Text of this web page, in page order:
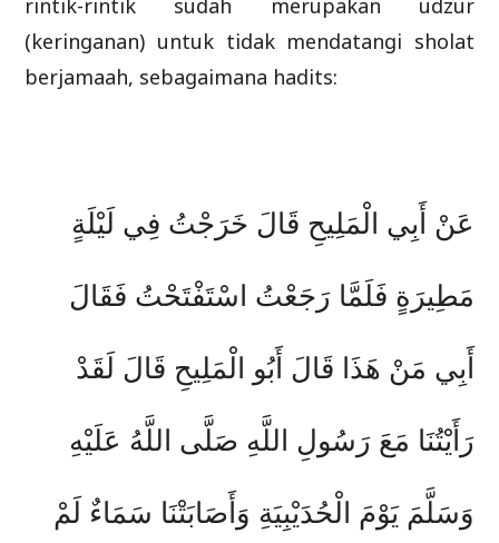
rintik-rintik sudah merupakan udzur
(keringanan) untuk tidak mendatangi sholat
berjamaah, sebagaimana hadits:
عَنْ أَبِي الْمَلِيحِ قَالَ خَرَجْتُ فِي لَيْلَةٍ
مَطِيرَةٍ فَلَمَّا رَجَعْتُ اسْتَفْتَحْتُ فَقَالَ
أَبِي مَنْ هَذَا قَالَ أَبُو الْمَلِيحِ قَالَ لَقَدْ
رَأَيْتُنَا مَعَ رَسُولِ اللَّهِ صَلَّى اللَّهُ عَلَيْهِ
وَسَلَّمَ يَوْمَ الْحُدَيْبِيَةِ وَأَصَابَتْنَا سَمَاءٌ لَمْ